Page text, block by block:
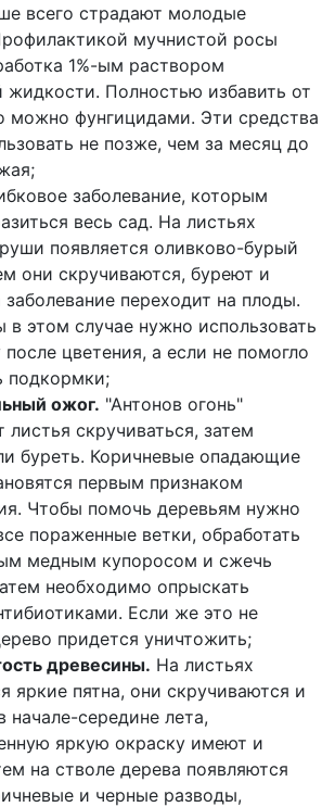
всего страдают молодые
мучнистой росы
1%-ым раствором
жидкости. Полностью избавить от
можно фунгицидами. Эти средства
не позже, чем за месяц до
заболевание, которым
весь сад. На листьях
появляется оливково-бурый
они скручиваются, буреют и
переходит на плоды.
в этом случае нужно использовать
цветения, а если не помогло
подкормки;
ожог. "Антонов огонь"
листья скручиваться, затем
буреть. Коричневые опадающие
первым признаком
Чтобы помочь деревьям нужно
пораженные ветки, обработать
медным купоросом и сжечь
необходимо опрыскать
Если же это не
придется уничтожить;
древесины. На листьях
яркие пятна, они скручиваются и
начале-середине лета,
яркую окраску имеют и
на стволе дерева появляются
и черные разводы,